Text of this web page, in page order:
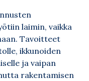
laimin, vaikka
Tavoitteet
ikkunoiden
ja vaipan
rakentamisen